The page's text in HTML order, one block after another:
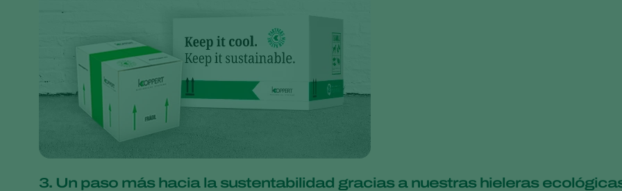
3. Un paso más hacia la sustentabilidad gracias a nuestras hieleras